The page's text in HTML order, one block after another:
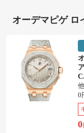
オーデマピゲ ロ
0
0